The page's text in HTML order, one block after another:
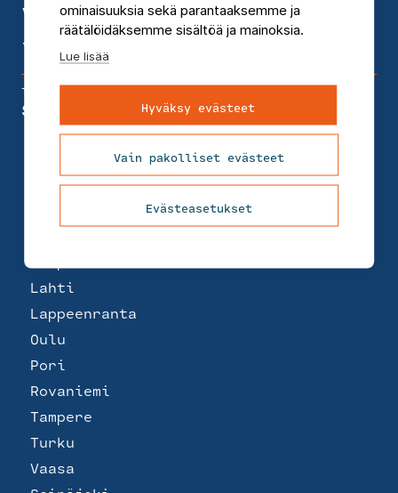
Vesi
Ympäristökonsultointi
Toimipisteet
Suomi
Helsinki
Jyväskylä
Lahti
Lappeenranta
Oulu
Pori
Rovaniemi
Tampere
Turku
Vaasa
ominaisuuksia sekä parantaaksemme ja
räätälöidäksemme sisältöä ja mainoksia.
Lue lisää
Hyväksy evästeet
Vain pakolliset evästeet
Evästeasetukset